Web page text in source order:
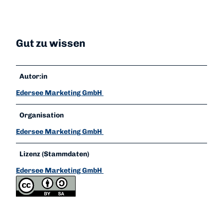
Gut zu wissen
Autor:in
Edersee Marketing GmbH
Organisation
Edersee Marketing GmbH
Lizenz (Stammdaten)
Edersee Marketing GmbH